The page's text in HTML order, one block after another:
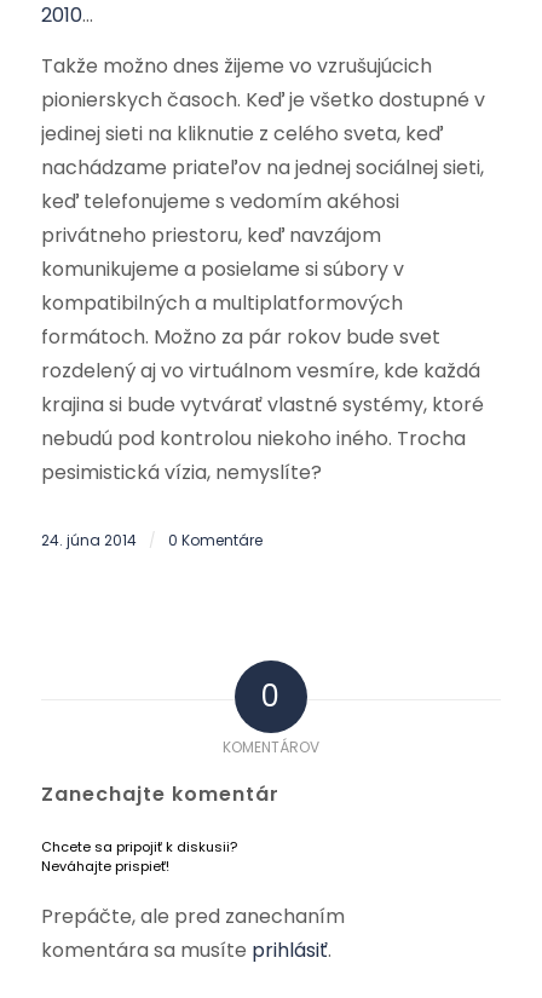
2010…
Takže možno dnes žijeme vo vzrušujúcich
pionierskych časoch. Keď je všetko dostupné v
jedinej sieti na kliknutie z celého sveta, keď
nachádzame priateľov na jednej sociálnej sieti,
keď telefonujeme s vedomím akéhosi
privátneho priestoru, keď navzájom
komunikujeme a posielame si súbory v
kompatibilných a multiplatformových
formátoch. Možno za pár rokov bude svet
rozdelený aj vo virtuálnom vesmíre, kde každá
krajina si bude vytvárať vlastné systémy, ktoré
nebudú pod kontrolou niekoho iného. Trocha
pesimistická vízia, nemyslíte?
24. júna 2014 / 0 Komentáre
0
KOMENTÁROV
Zanechajte komentár
Chcete sa pripojiť k diskusii?
Neváhajte prispieť!
Prepáčte, ale pred zanechaním
komentára sa musíte prihlásiť.